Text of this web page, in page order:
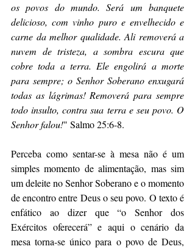
os povos do mundo. Será um banquete
delicioso, com vinho puro e envelhecido e
carne da melhor qualidade. Ali removerá a
nuvem de tristeza, a sombra escura que
cobre toda a terra. Ele engolirá a morte
para sempre; o Senhor Soberano enxugará
todas as lágrimas! Removerá para sempre
todo insulto, contra sua terra e seu povo. O
Senhor falou!" Salmo 25:6-8.
Perceba como sentar-se à mesa não é um
simples momento de alimentação, mas sim
um deleite no Senhor Soberano e o momento
de encontro entre Deus o seu povo. O texto é
enfático ao dizer que “o Senhor dos
Exércitos oferecerá” e aqui o cenário da
mesa torna-se único para o povo de Deus,